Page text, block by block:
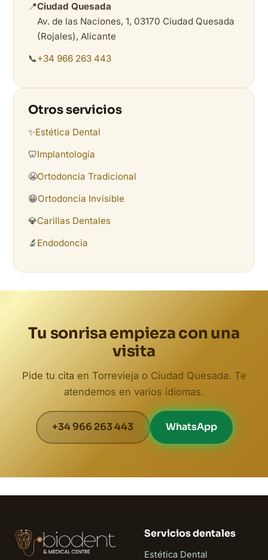
📍Ciudad Quesada
Av. de las Naciones, 1, 03170 Ciudad Quesada
(Rojales), Alicante
📞+34 966 263 443
Otros servicios
✨Estética Dental
🦷Implantología
😬Ortodoncia Tradicional
😁Ortodoncia Invisible
💎Carillas Dentales
🔬 Endodoncia
Tu sonrisa empieza con una
visita
Pide tu cita en Torrevieja o Ciudad Quesada. Te
atendemos en varios idiomas.
+34 966 263 443 WhatsApp
Servicios dentales
Estética Dental